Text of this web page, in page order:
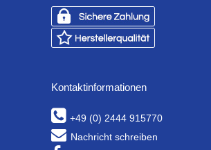
Kontaktinformationen
+49 (0) 2444 915770
Nachricht schreiben